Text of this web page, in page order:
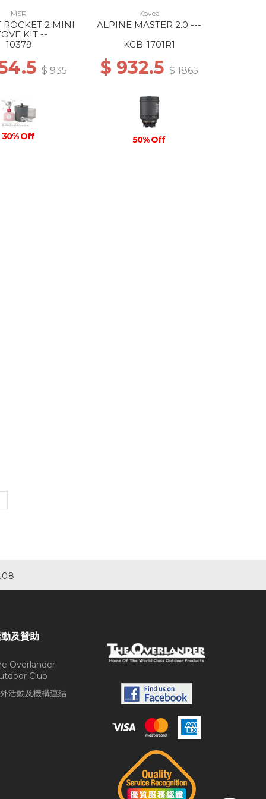
MSR
ROCKET 2 MINI
KIT --
10379
$ 935
30% Off
Kovea
ALPINE MASTER 2.0 ---
KGB-1701R1
$ 932.5 $ 1865
50% Off
及贊助
Overlander
Club
活動及機構連結